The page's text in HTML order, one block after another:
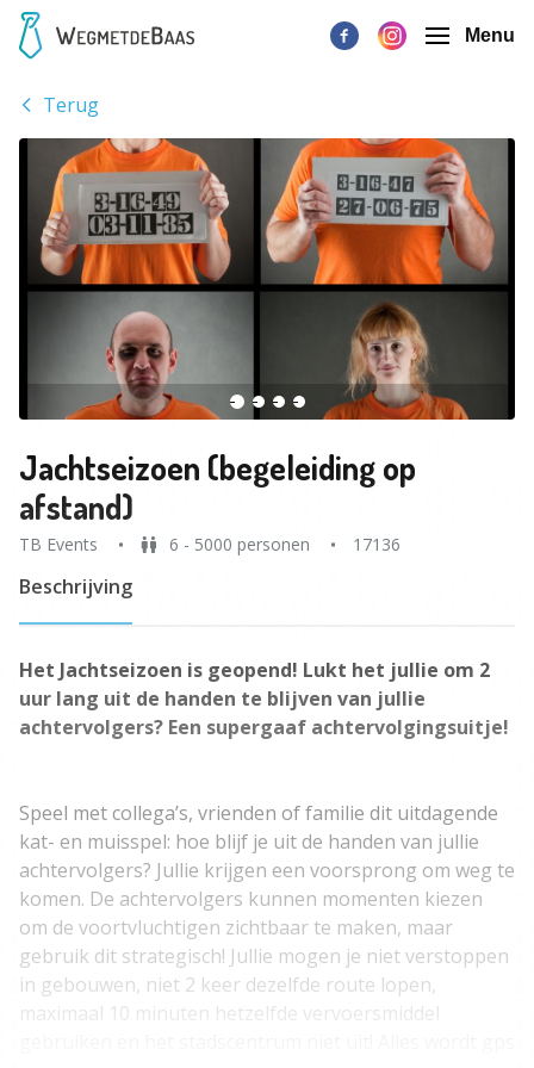
Menu
Terug
Jachtseizoen (begeleiding op
afstand)
TB Events 6 - 5000 personen 17136
Beschrijving
Het Jachtseizoen is geopend! Lukt het jullie om 2
uur lang uit de handen te blijven van jullie
achtervolgers? Een supergaaf achtervolgingsuitje!
Speel met collega’s, vrienden of familie dit uitdagende
kat- en muisspel: hoe blijf je uit de handen van jullie
achtervolgers? Jullie krijgen een voorsprong om weg te
komen. De achtervolgers kunnen momenten kiezen
om de voortvluchtigen zichtbaar te maken, maar
gebruik dit strategisch! Jullie mogen je niet verstoppen
in gebouwen, niet 2 keer dezelfde route lopen,
maximaal 10 minuten hetzelfde vervoersmiddel